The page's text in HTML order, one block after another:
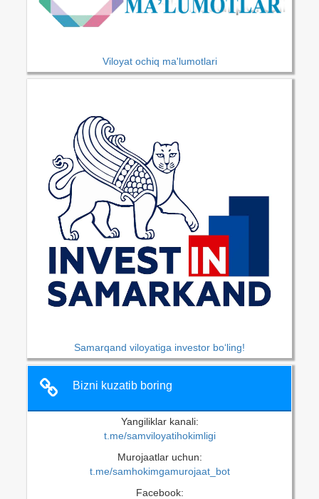
Viloyat ochiq ma'lumotlari
Samarqand viloyatiga investor bo‘ling!
Bizni kuzatib boring
Yangiliklar kanali:
t.me/samviloyatihokimligi
Murojaatlar uchun:
t.me/samhokimgamurojaat_bot
Facebook: